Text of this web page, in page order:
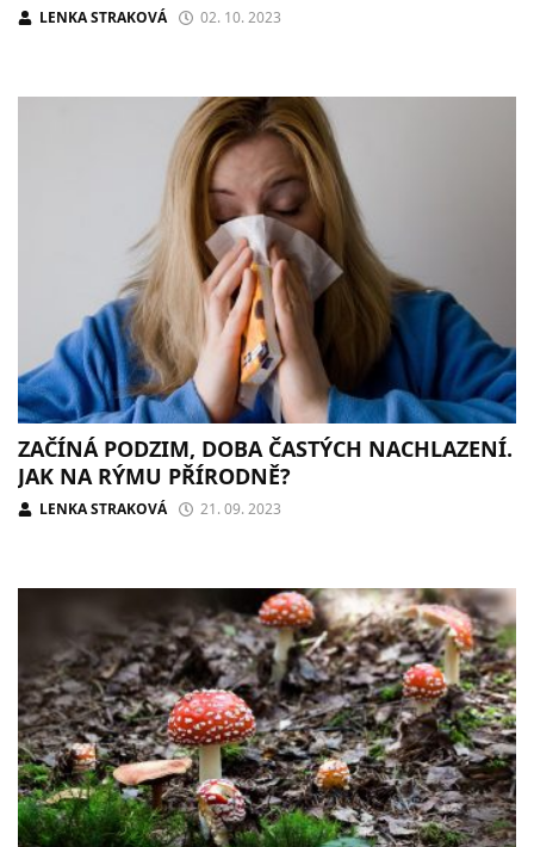
LENKA STRAKOVÁ 02. 10. 2023
ZAČÍNÁ PODZIM, DOBA ČASTÝCH NACHLAZENÍ.
JAK NA RÝMU PŘÍRODNĚ?
LENKA STRAKOVÁ 21. 09. 2023